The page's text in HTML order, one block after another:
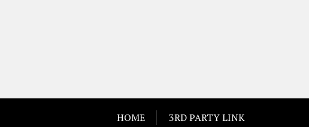
HOME 3RD PARTY LINK